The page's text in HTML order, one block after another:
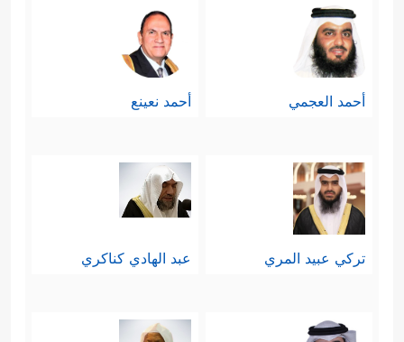
أحمد العجمي أحمد نعينع
تركي عبيد المري عبد الهادي كناكري